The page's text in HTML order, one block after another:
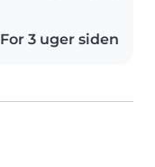
For 3 uger siden